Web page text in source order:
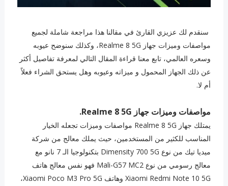
سنقدم لك عزيزي القارئ في مقالنا هذا مراجعة شاملة لجميع
مواصفات وميزات جهاز Realme 8 5G، وكذلك سنوضح عيوبه
وسعره العالمي، تابع معنا قراءة المقال التالي لمعرفة تفاصيل أكثر
عن ذلك الجهاز المحمول و ميزاته وعيوبه وهل يستحق الشراء فعلاً
أم لا.
مواصفات وميزات جهاز Realme 8 5G.
يمتلك جهاز Realme 8 5G مواصفات وميزات تجعله الخيار
المناسب للكثير من المستخدمين، حيث يملك معالج من شركة
ميديا تيك من نوع Dimensity 700 5G بتكنولوجيا الـ 7 نانو مع
معالج رسومي من نوع Mali-G57 MC2 فهو نفس معالج هاتف
Xiaomi Redmi Note 10 5G وهاتف Xiaomi Poco M3 Pro 5G،